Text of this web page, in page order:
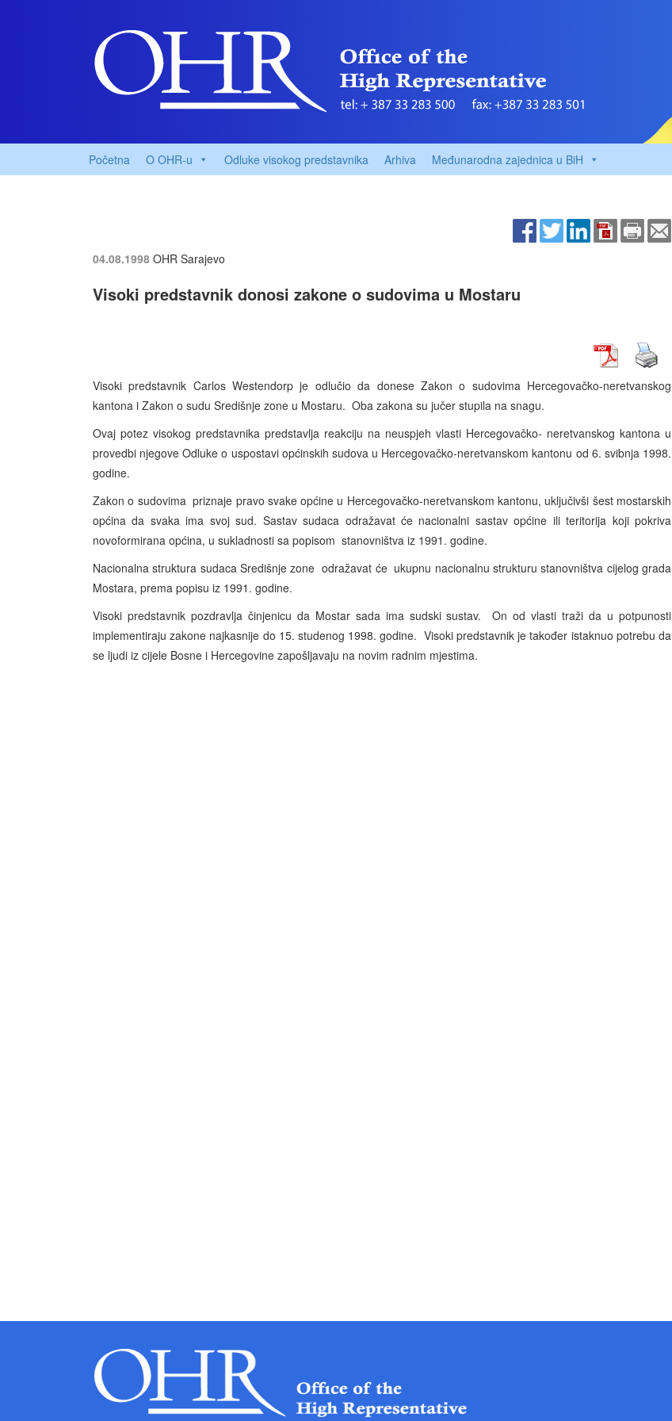
Početna O OHR-u Odluke visokog predstavnika Arhiva Međunarodna zajednica u BiH
04.08.1998 OHR Sarajevo
Visoki predstavnik donosi zakone o sudovima u Mostaru
Visoki predstavnik Carlos Westendorp je odlučio da donese Zakon o sudovima Hercegovačko-neretvanskog
kantona i Zakon o sudu Središnje zone u Mostaru. Oba zakona su jučer stupila na snagu.
Ovaj potez visokog predstavnika predstavlja reakciju na neuspjeh vlasti Hercegovačko- neretvanskog kantona u
provedbi njegove Odluke o uspostavi općinskih sudova u Hercegovačko-neretvanskom kantonu od 6. svibnja 1998.
godine.
Zakon o sudovima priznaje pravo svake općine u Hercegovačko-neretvanskom kantonu, uključivši šest mostarskih
općina da svaka ima svoj sud. Sastav sudaca odražavat će nacionalni sastav općine ili teritorija koji pokriva
novoformirana općina, u sukladnosti sa popisom stanovništva iz 1991. godine.
Nacionalna struktura sudaca Središnje zone odražavat će ukupnu nacionalnu strukturu stanovništva cijelog grada
Mostara, prema popisu iz 1991. godine.
Visoki predstavnik pozdravlja činjenicu da Mostar sada ima sudski sustav. On od vlasti traži da u potpunosti
implementiraju zakone najkasnije do 15. studenog 1998. godine. Visoki predstavnik je također istaknuo potrebu da
se ljudi iz cijele Bosne i Hercegovine zapošljavaju na novim radnim mjestima.